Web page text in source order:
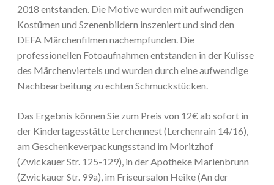
2018 entstanden. Die Motive wurden mit aufwendigen
Kostümen und Szenenbildern inszeniert und sind den
DEFA Märchenfilmen nachempfunden. Die
professionellen Fotoaufnahmen entstanden in der Kulisse
des Märchenviertels und wurden durch eine aufwendige
Nachbearbeitung zu echten Schmuckstücken.
Das Ergebnis können Sie zum Preis von 12€ ab sofort in
der Kindertagesstätte Lerchennest (Lerchenrain 14/16),
am Geschenkeverpackungsstand im Moritzhof
(Zwickauer Str. 125-129), in der Apotheke Marienbrunn
(Zwickauer Str. 99a), im Friseursalon Heike (An der